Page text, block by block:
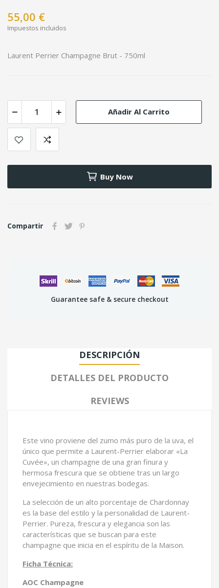
55,00 €
Impuestos incluidos
Laurent Perrier Champagne Brut - 750ml
Añadir Al Carrito
Buy Now
Compartir
Guarantee safe & secure checkout
DESCRIPCIÓN
DETALLES DEL PRODUCTO
REVIEWS
Este vino proviene del zumo más puro de la uva, el
único que permite a Laurent-Perrier elaborar «La
Cuvée», un champagne de una gran finura y
hermosa frescura que se obtiene tras un largo
envejecimiento en nuestras bodegas.
La selección de un alto porcentaje de Chardonnay
es la base del estilo y la personalidad de Laurent-
Perrier. Pureza, frescura y elegancia son las
características que se buscan para este
champagne que inicia en el espíritu de la Maison.
Ficha Técnica:
AOC Champagne